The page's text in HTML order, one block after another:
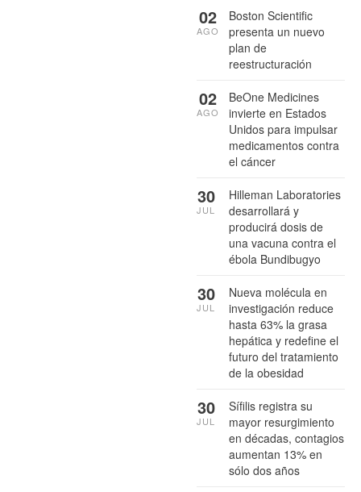
Boston Scientific
presenta un nuevo
plan de
reestructuración
02
AGO
BeOne Medicines
invierte en Estados
Unidos para impulsar
medicamentos contra
el cáncer
02
AGO
Hilleman Laboratories
desarrollará y
producirá dosis de
una vacuna contra el
ébola Bundibugyo
30
JUL
Nueva molécula en
investigación reduce
hasta 63% la grasa
hepática y redefine el
futuro del tratamiento
de la obesidad
30
JUL
Sífilis registra su
mayor resurgimiento
en décadas, contagios
aumentan 13% en
sólo dos años
30
JUL